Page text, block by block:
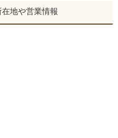
在地や営業情報